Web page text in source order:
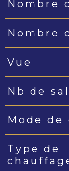
Nombre
Nombre
Vue
Nb de
Mode de
Type de